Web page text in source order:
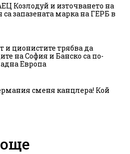
Козлодуй и източването на
запазената марка на ГЕРБ в
и ционистите трябва да
на София и Банско са по-
Европа
сменя канцлера! Кой